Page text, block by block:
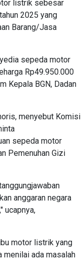
listrik sebesar
2025 yang
Barang/Jasa
sepeda motor
Rp49.950.000
Kepala BGN, Dadan
menyebut Komisi
sepeda motor
Pemenuhan Gizi
anggaran negara
ucapnya,
motor listrik yang
menilai ada masalah